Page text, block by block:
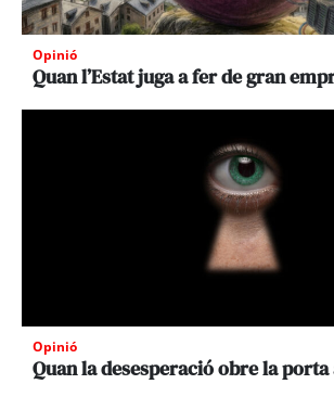
Opinió
Quan l’Estat juga a fer de gran
Opinió
Quan la desesperació obre la